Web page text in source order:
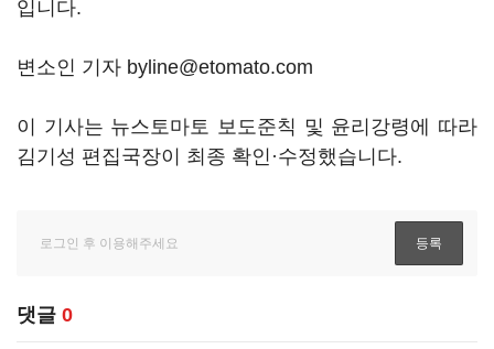
입니다.
변소인 기자 byline@etomato.com
이 기사는 뉴스토마토 보도준칙 및 윤리강령에 따라
김기성 편집국장이 최종 확인·수정했습니다.
댓글 0